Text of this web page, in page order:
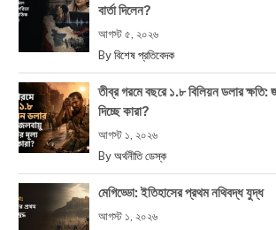
বার্তা দিলেন?
আগস্ট ৫, ২০২৬
By বিশেষ প্রতিবেদক
তীব্র গরমে বছরে ১.৮ বিলিয়ন ডলার
দিচ্ছে কারা?
আগস্ট ১, ২০২৬
By অর্থনীতি ডেস্ক
মেগিড্ডো: ইতিহাসের প্রথম নথিবদ্ধ যুদ্ধ
আগস্ট ১, ২০২৬